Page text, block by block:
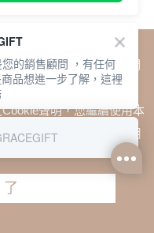
鞋 棕
的電腦中放置並取用我們
何變更電腦的Cookie設
聲明，您繼續使用本
用條款之Cookie聲明使用
的銷售顧問 ，有任何
品想進一步了解，這裡